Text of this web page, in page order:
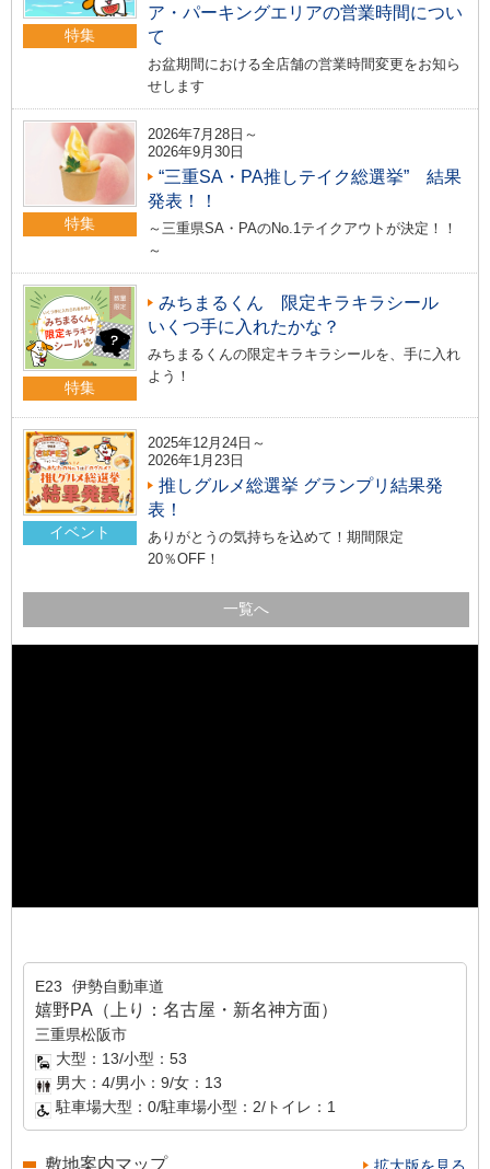
特集
ア・パーキングエリアの営業時間につい
て
お盆期間における全店舗の営業時間変更をお知ら
せします
特集
2026年7月28日～
2026年9月30日
“三重SA・PA推しテイク総選挙” 結果
発表！！
～三重県SA・PAのNo.1テイクアウトが決定！！
～
特集
みちまるくん 限定キラキラシール
いくつ手に入れたかな？
みちまるくんの限定キラキラシールを、手に入れ
よう！
イベント
2025年12月24日～
2026年1月23日
推しグルメ総選挙 グランプリ結果発
表！
ありがとうの気持ちを込めて！期間限定
20％OFF！
一覧へ
E23 伊勢自動車道
嬉野PA（上り：名古屋・新名神方面）
三重県松阪市
大型：13/小型：53
男大：4/男小：9/女：13
駐車場大型：0/駐車場小型：2/トイレ：1
敷地案内マップ 拡大版を見る